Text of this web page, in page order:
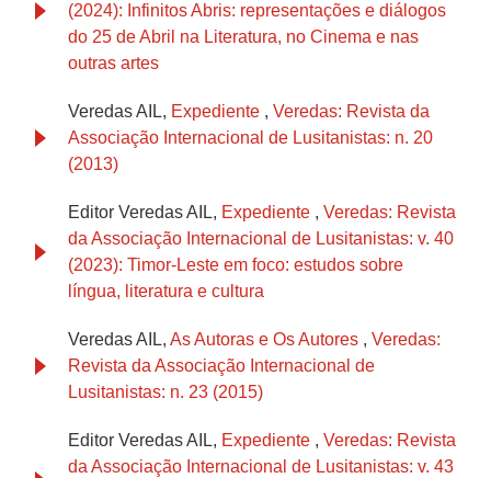
(2024): Infinitos Abris: representações e diálogos
do 25 de Abril na Literatura, no Cinema e nas
outras artes
Veredas AIL, Expediente , Veredas: Revista da
Associação Internacional de Lusitanistas: n. 20
(2013)
Editor Veredas AIL, Expediente , Veredas: Revista
da Associação Internacional de Lusitanistas: v. 40
(2023): Timor-Leste em foco: estudos sobre
língua, literatura e cultura
Veredas AIL, As Autoras e Os Autores , Veredas:
Revista da Associação Internacional de
Lusitanistas: n. 23 (2015)
Editor Veredas AIL, Expediente , Veredas: Revista
da Associação Internacional de Lusitanistas: v. 43